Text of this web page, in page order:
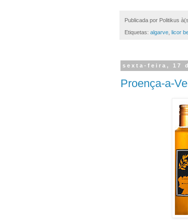
Publicada por Politikus
Etiquetas: algarve licor
sexta-feira, 17
Proença-a-